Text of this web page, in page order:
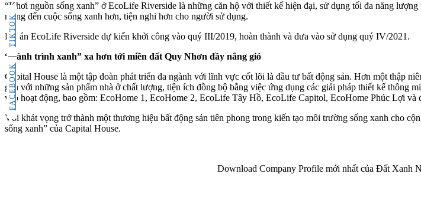
FACEBOOK
TIKTOK
“Khơi nguồn sống xanh” ở EcoLife Riverside là những căn hộ với thiết kế hiện đại, sử dụng tối đa năng
mang đến cuộc sống xanh hơn, tiện nghi hơn cho người sử dụng.
Dự án EcoLife Riverside dự kiến khởi công vào quý III/2019, hoàn thành và đưa vào sử dụng quý IV/2021.
“Hành trình xanh” xa hơn tới miền đất Quy Nhơn đầy nắng gió
Capital House là một tập đoàn phát triển đa ngành với lĩnh vực cốt lõi là đầu tư bất động sản. Hơn một thập
gắn với những sản phẩm nhà ở chất lượng, tiện ích đồng bộ bằng việc ứng dụng các giải pháp thiết kế thông
vào hoạt động, bao gồm: EcoHome 1, EcoHome 2, EcoLife Tây Hồ, EcoLife Capitol, EcoHome Phúc Lợi và
Với khát vọng trở thành một thương hiệu bất động sản tiên phong trong kiến tạo môi trường sống xanh cho
sống xanh” của Capital House.
Download Company Profile mới nhất của Đất Xanh